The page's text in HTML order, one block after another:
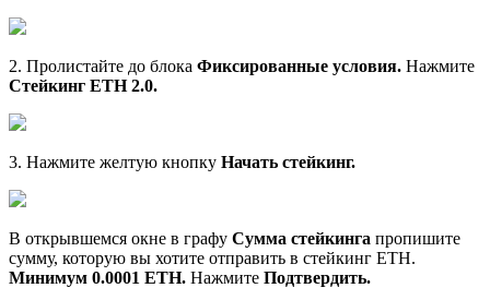
2. Пролистайте до блока Фиксированные условия. Нажмите
Стейкинг ETH 2.0.
3. Нажмите желтую кнопку Начать стейкинг.
В открывшемся окне в графу Сумма стейкинга пропишите
сумму, которую вы хотите отправить в стейкинг ETH.
Минимум 0.0001 ETH. Нажмите Подтвердить.